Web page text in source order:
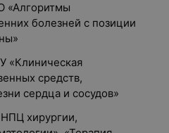
«Алгоритмы
болезней с позиции
средств,
сердца и сосудов»
хирургии,